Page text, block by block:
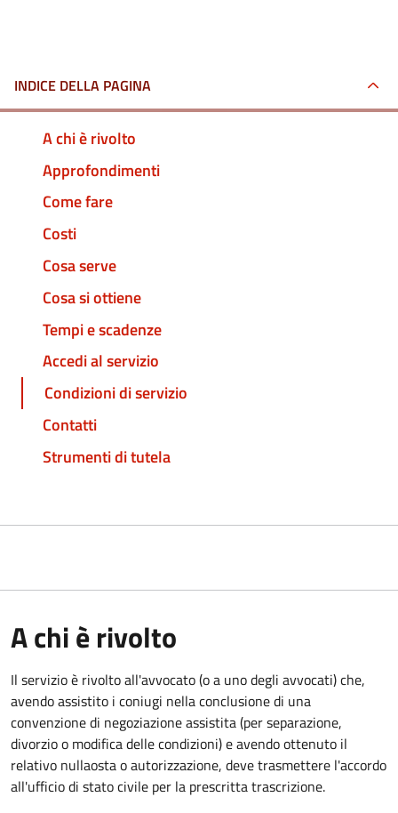
INDICE DELLA PAGINA
A chi è rivolto
Approfondimenti
Come fare
Costi
Cosa serve
Cosa si ottiene
Tempi e scadenze
Accedi al servizio
Condizioni di servizio
Contatti
Strumenti di tutela
A chi è rivolto
Il servizio è rivolto all'avvocato (o a uno degli avvocati) che,
avendo assistito i coniugi nella conclusione di una
convenzione di negoziazione assistita (per separazione,
divorzio o modifica delle condizioni) e avendo ottenuto il
relativo nullaosta o autorizzazione, deve trasmettere l'accordo
all'ufficio di stato civile per la prescritta trascrizione.